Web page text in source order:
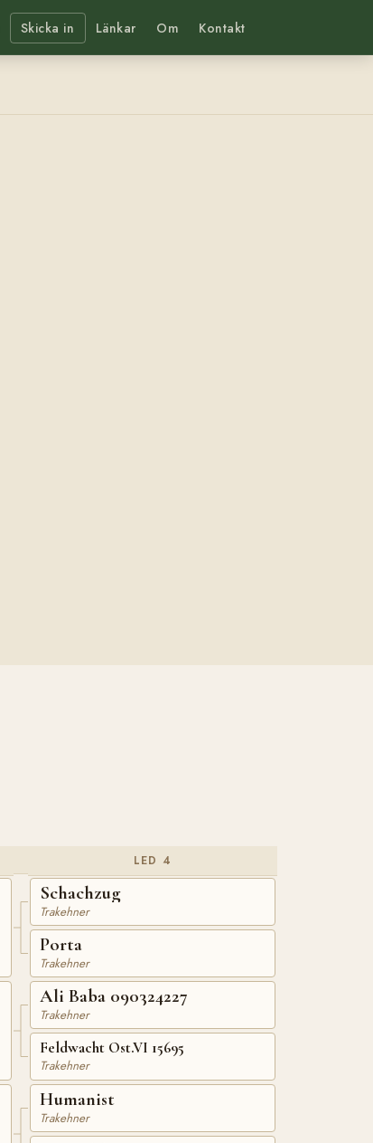
Skicka in Länkar Om Kontakt
LED 4
Schachzug
Trakehner
Porta
Trakehner
Ali Baba 090324227
Trakehner
Feldwacht Ost.VI 15695
Trakehner
Humanist
Trakehner